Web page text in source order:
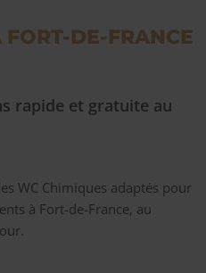
DE-FRANCE
rapide et gratuite au
WC Chimiques adaptés pour
à Fort-de-France, au